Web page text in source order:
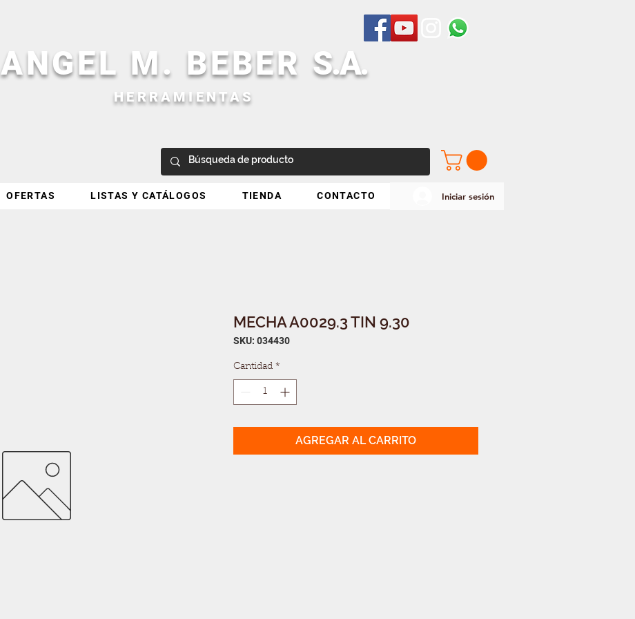
ANGEL M. BEBER S.A.
HERRAMIENTAS
OFERTAS LISTAS Y CATÁLOGOS TIENDA CONTACTO Iniciar sesión
MECHA A0029.3 TIN 9.30
SKU: 034430
Cantidad *
AGREGAR AL CARRITO